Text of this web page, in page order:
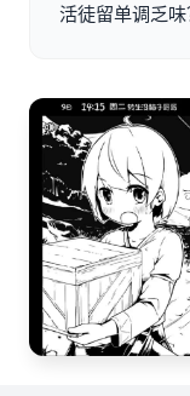
活徒留单调乏味